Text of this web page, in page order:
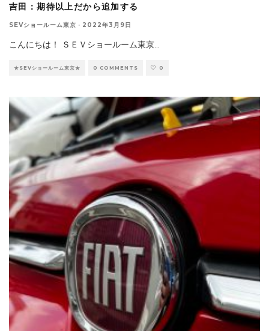
吉田：期待以上だから追加する
SEVショールーム東京 · 2022年3月9日
こんにちは！ ＳＥＶショールーム東京
★SEVショールーム東京★ 0 COMMENTS 0